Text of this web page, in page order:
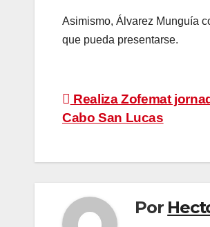
Asimismo, Álvarez Munguía
que pueda presentarse.
Navegación
de
entradas
Realiza Zofemat
Cabo San Lucas
Por